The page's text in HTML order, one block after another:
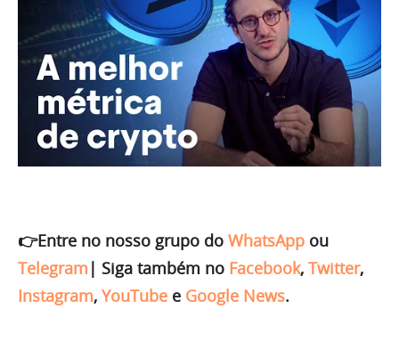
👉Entre no nosso grupo do WhatsApp ou
Telegram | Siga também no Facebook, Twitter,
Instagram, YouTube e Google News.